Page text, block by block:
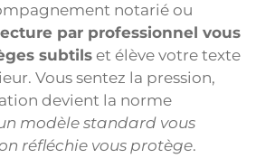
notarié ou
par professionnel vous
subtilset élève votre texte
Vous sentez la pression,
devient la norme
modèle standard vous
réfléchie vous protège.